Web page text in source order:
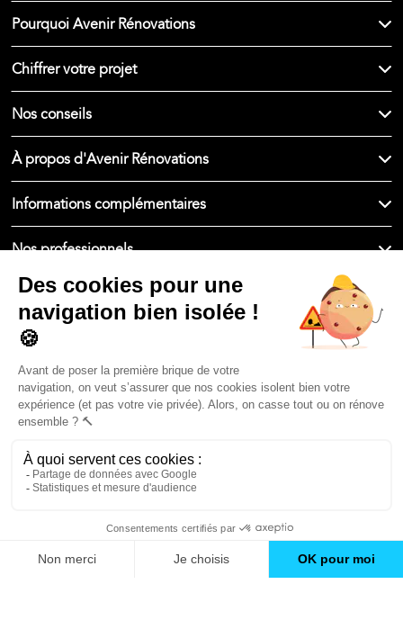
Pourquoi Avenir Rénovations
Chiffrer votre projet
Nos conseils
À propos d'Avenir Rénovations
Informations complémentaires
Nos professionnels
🇫🇷 France